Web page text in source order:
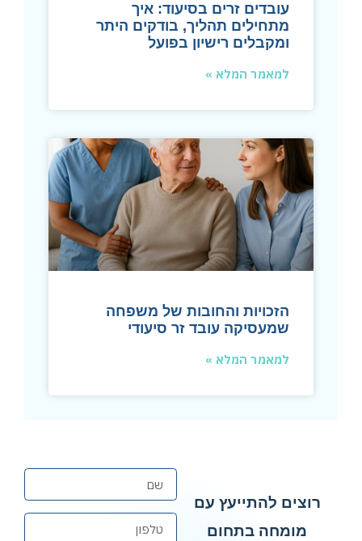
עובדים זרים בסיעוד: איך
מתחילים תהליך, בודקים היתר
ומקבלים רישיון בפועל
למאמר המלא »
הזכויות והחובות של משפחה
שמעסיקה עובד זר סיעודי
למאמר המלא »
רוצים להתייעץ עם
מומחה בתחום